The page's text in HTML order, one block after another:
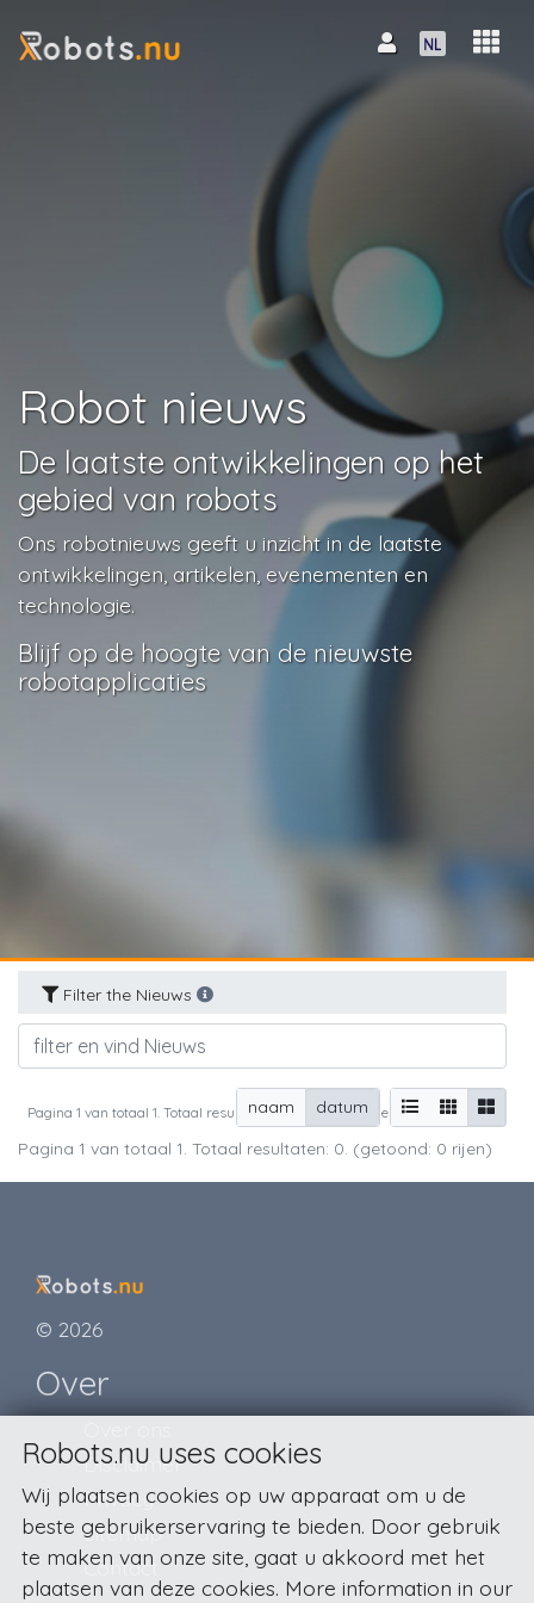
Robot nieuws
De laatste ontwikkelingen op het
gebied van robots
Ons robotnieuws geeft u inzicht in de laatste
ontwikkelingen, artikelen, evenementen en
technologie.
Blijf op de hoogte van de nieuwste
robotapplicaties
Filter the Nieuws
naam datum
Pagina 1 van totaal 1. Totaal resultaten: 0. (getoond: 0 rijen)
Pagina 1 van totaal 1. Totaal resultaten: 0. (getoond: 0 rijen)
© 2026
Over
Disclaimer
Privacy
Sitemap
Contact
Robots.nu uses cookies
Wij plaatsen cookies op uw apparaat om u de
beste gebruikerservaring te bieden. Door gebruik
te maken van onze site, gaat u akkoord met het
plaatsen van deze cookies. More information in our